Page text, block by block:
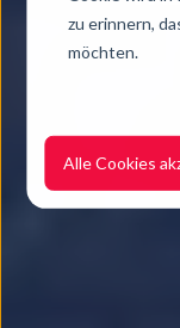
zu erinnern,
möchten.
Alle Cookies